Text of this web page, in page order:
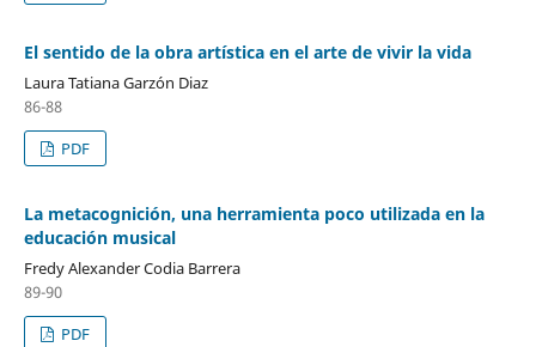
El sentido de la obra artística en el arte de vivir la vida
Laura Tatiana Garzón Diaz
86-88
PDF
La metacognición, una herramienta poco utilizada en la
educación musical
Fredy Alexander Codia Barrera
89-90
PDF